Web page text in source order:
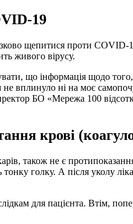
-19
щепитися проти
живого вірусу.
що інформація щодо
вплинуло ні на моє
БО «Мережа 100
крові
також не є
тонку голку. А після уколу
для пацієнта. Втім,